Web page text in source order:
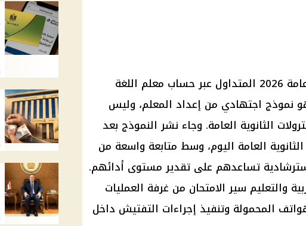
المتداول عبر حساب معلم اللغة
نموذج اجتهادي من إعداد المعلم، وليس
الثانوية العامة. وجاء نشر النموذج بعد
العامة اليوم، وسط متابعة واسعة من
استرشادية تساعدهم على تقدير مستوى أدائهم.
والتعليم سير الامتحان من غرفة العمليات
المحمولة وتنفيذ إجراءات التفتيش داخل